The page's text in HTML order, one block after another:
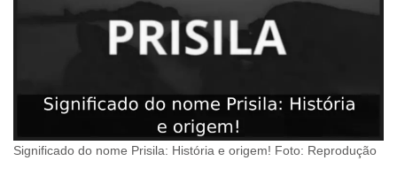
Significado do nome Prisila: História e origem! Foto: Reprodução